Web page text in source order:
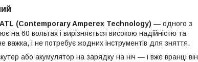
(Contemporary Amperex Technology) — одного з
на 60 вольтах і вирізняється високою надійністю та
важка, і не потребує жодних інструментів для зняття.
або акумулятор на зарядку на ніч — і вже вранці він